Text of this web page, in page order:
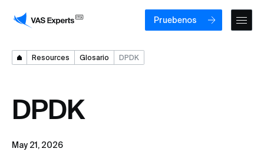
Pruebenos
Resources Glosario DPDK
DPDK
May 21, 2026